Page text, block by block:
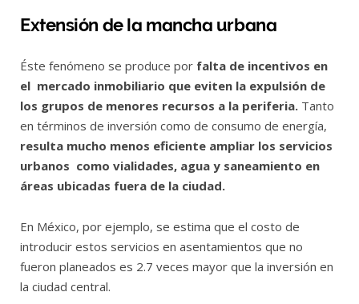
Extensión de la mancha urbana
Éste fenómeno se produce por falta de incentivos en
el mercado inmobiliario que eviten la expulsión de
los grupos de menores recursos a la periferia. Tanto
en términos de inversión como de consumo de energía,
resulta mucho menos eficiente ampliar los servicios
urbanos como vialidades, agua y saneamiento en
áreas ubicadas fuera de la ciudad.
En México, por ejemplo, se estima que el costo de
introducir estos servicios en asentamientos que no
fueron planeados es 2.7 veces mayor que la inversión en
la ciudad central.